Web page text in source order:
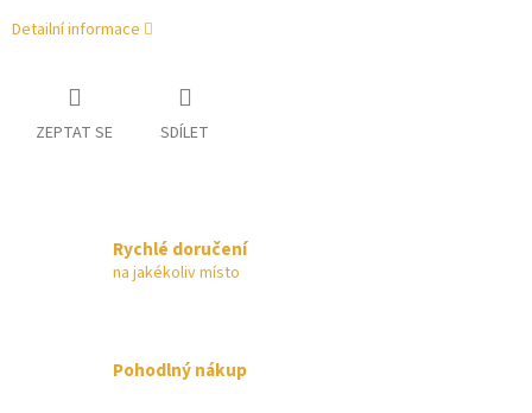
Detailní informace
ZEPTAT SE SDÍLET
Rychlé doručení
na jakékoliv místo
Pohodlný nákup